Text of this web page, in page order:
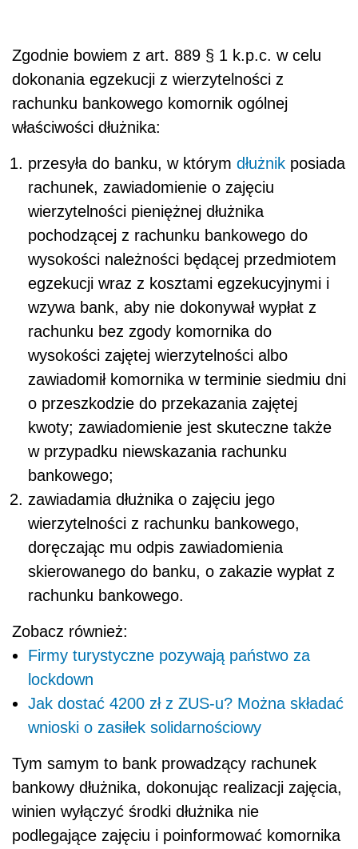
Zgodnie bowiem z art. 889 § 1 k.p.c. w celu
dokonania egzekucji z wierzytelności z
rachunku bankowego komornik ogólnej
właściwości dłużnika:
przesyła do banku, w którym dłużnik posiada
rachunek, zawiadomienie o zajęciu
wierzytelności pieniężnej dłużnika
pochodzącej z rachunku bankowego do
wysokości należności będącej przedmiotem
egzekucji wraz z kosztami egzekucyjnymi i
wzywa bank, aby nie dokonywał wypłat z
rachunku bez zgody komornika do
wysokości zajętej wierzytelności albo
zawiadomił komornika w terminie siedmiu dni
o przeszkodzie do przekazania zajętej
kwoty; zawiadomienie jest skuteczne także
w przypadku niewskazania rachunku
bankowego;
zawiadamia dłużnika o zajęciu jego
wierzytelności z rachunku bankowego,
doręczając mu odpis zawiadomienia
skierowanego do banku, o zakazie wypłat z
rachunku bankowego.
Zobacz również:
Firmy turystyczne pozywają państwo za
lockdown
Jak dostać 4200 zł z ZUS-u? Można składać
wnioski o zasiłek solidarnościowy
Tym samym to bank prowadzący rachunek
bankowy dłużnika, dokonując realizacji zajęcia,
winien wyłączyć środki dłużnika nie
podlegające zajęciu i poinformować komornika